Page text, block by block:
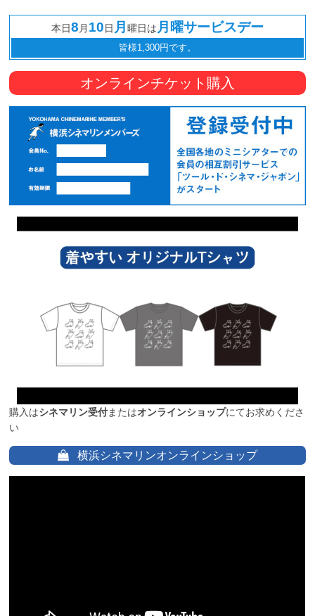
本日8月 10日 月 曜日は月曜サービスデー
皆様1,300円です。
オンラインチケット購入
購入はシネマリン受付またはオンラインショップにてお求めくださ
い
横浜シネマリンオンラインショップ